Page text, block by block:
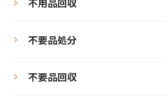
不用品回収
不要品処分
不要品回収